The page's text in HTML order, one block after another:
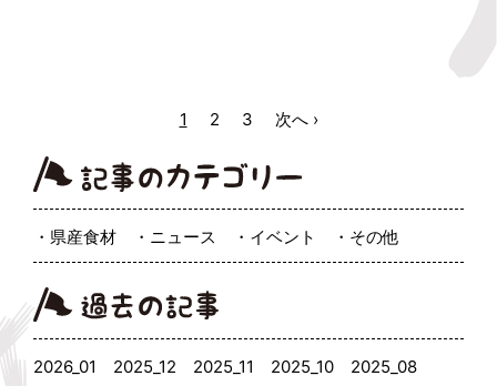
1 2 3 次へ ›
県産食材 ニュース イベント その他
2026_01 2025_12 2025_11 2025_10
2025_08